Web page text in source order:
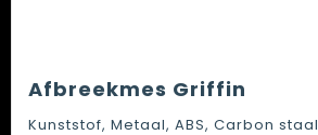
Afbreekmes Griffin
Kunststof, Metaal, ABS, Carbon staal